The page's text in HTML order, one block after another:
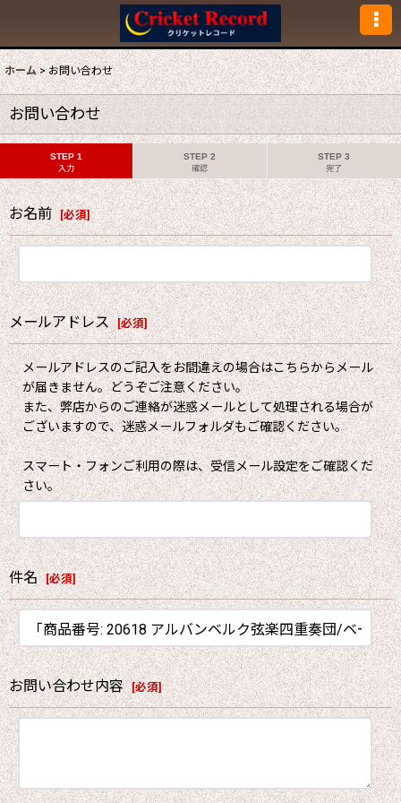
ホーム > お問い合わせ
お問い合わせ
STEP 1
入力
STEP 2
確認
STEP 3
完了
お名前 [必須]
メールアドレス [必須]
メールアドレスのご記入をお間違えの場合はこちらからメール
が届きません。どうぞご注意ください。
また、弊店からのご連絡が迷惑メールとして処理される場合が
ございますので、迷惑メールフォルダもご確認ください。
スマート・フォンご利用の際は、受信メール設定をご確認くだ
さい。
件名 [必須]
お問い合わせ内容 [必須]